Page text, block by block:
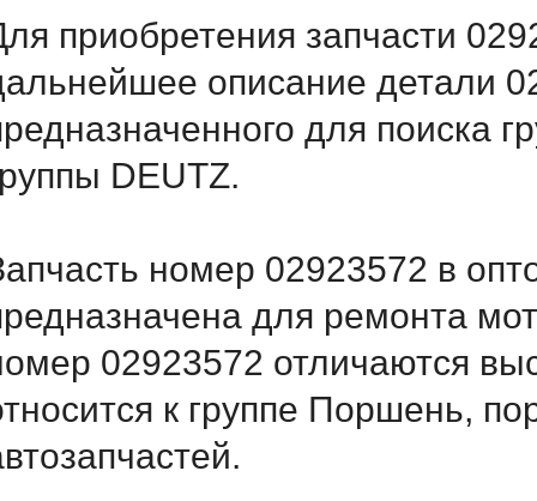
приобретения запчасти
описание детали
для поиска
DEUTZ.
номер 02923572 в
для ремонта
02923572 отличаются
к группе Поршень,